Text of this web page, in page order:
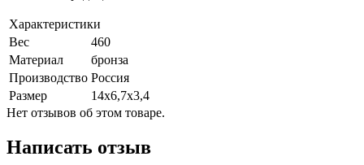
Характеристики
Вес
460
Материал
бронза
Производство Россия
Размер
14х6,7х3,4
Нет отзывов об этом товаре.
Написать отзыв